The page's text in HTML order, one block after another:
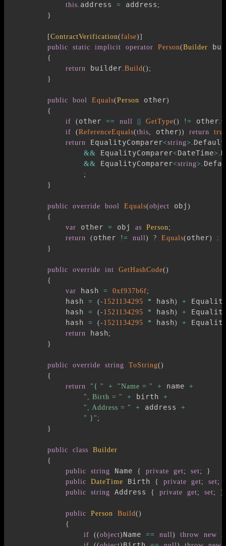
this. address = address ;
}
[ContractVerification(false)]
public
static implicit operator Person(Builder
{
return builder.Build() ;
}
public bool Equals(Person other)
{
if
( other == null GetType() != other.
if
(ReferenceEquals(this, other)) return
return EqualityComparer<string> . Default
&& EqualityComparer<DateTime> .
&& EqualityComparer<string> .
;
}
public override bool Equals(object obj )
{
var other = obj as Person;
return
( other != null) ? Equals( other) :
}
public override int GetHashCode()
{
var hash = 0xf937b6f;
            hash
= (-1521134295 * hash) +
            hash
= (-1521134295 * hash) +
            hash
= (-1521134295 * hash) +
return hash;
}
public override string ToString()
{
return
"{ " + "Name = " + name +
", Birth = "
+ birth +
", Address = "
+ address +
" }" ;
}
public class
Builder
{
public
string Name { private get; set;
}
public
DateTime Birth { private get; set;
public
string Address { private get; set; }
public Person Build()
{
if
((object) Name == null) throw new